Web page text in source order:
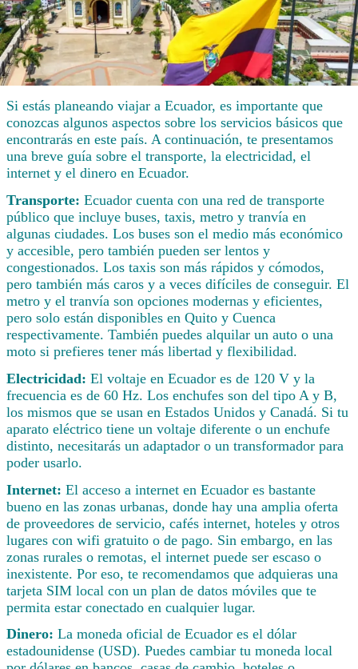
Si estás planeando viajar a Ecuador, es importante que
conozcas algunos aspectos sobre los servicios básicos que
encontrarás en este país. A continuación, te presentamos
una breve guía sobre el transporte, la electricidad, el
internet y el dinero en Ecuador.
Transporte: Ecuador cuenta con una red de transporte
público que incluye buses, taxis, metro y tranvía en
algunas ciudades. Los buses son el medio más económico
y accesible, pero también pueden ser lentos y
congestionados. Los taxis son más rápidos y cómodos,
pero también más caros y a veces difíciles de conseguir. El
metro y el tranvía son opciones modernas y eficientes,
pero solo están disponibles en Quito y Cuenca
respectivamente. También puedes alquilar un auto o una
moto si prefieres tener más libertad y flexibilidad.
Electricidad: El voltaje en Ecuador es de 120 V y la
frecuencia es de 60 Hz. Los enchufes son del tipo A y B,
los mismos que se usan en Estados Unidos y Canadá. Si tu
aparato eléctrico tiene un voltaje diferente o un enchufe
distinto, necesitarás un adaptador o un transformador para
poder usarlo.
Internet: El acceso a internet en Ecuador es bastante
bueno en las zonas urbanas, donde hay una amplia oferta
de proveedores de servicio, cafés internet, hoteles y otros
lugares con wifi gratuito o de pago. Sin embargo, en las
zonas rurales o remotas, el internet puede ser escaso o
inexistente. Por eso, te recomendamos que adquieras una
tarjeta SIM local con un plan de datos móviles que te
permita estar conectado en cualquier lugar.
Dinero: La moneda oficial de Ecuador es el dólar
estadounidense (USD). Puedes cambiar tu moneda local